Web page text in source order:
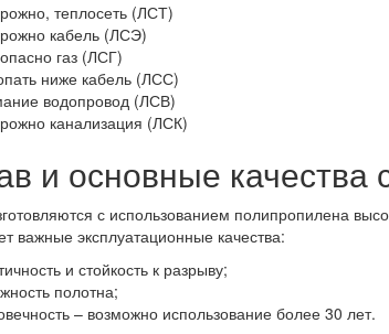
теплосеть (ЛСТ)
кабель (ЛСЭ)
газ (ЛСГ)
ниже кабель (ЛСС)
водопровод (ЛСВ)
канализация (ЛСК)
и основные качества
с использованием полипропилена
важные эксплуатационные качества:
и стойкость к разрыву;
полотна;
– возможно использование более 30 лет.